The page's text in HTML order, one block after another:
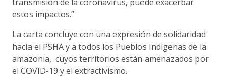
estos impactos.”
La carta concluye con una expresión de solidaridad
hacia el PSHA y a todos los Pueblos Indígenas de la
amazonia, cuyos territorios están amenazados por
el COVID-19 y el extractivismo.